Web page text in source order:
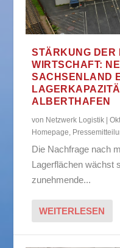
STÄRKUNG DER
WIRTSCHAFT:
SACHSENLAND
ALBERTHAFEN
von Netzwerk Logistik |
Homepage
Die Nachfrage nach
Lagerflächen wächst
zunehmende...
WEITERLESEN